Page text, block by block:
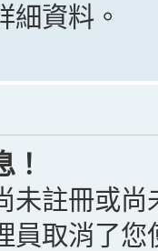
細資料。
！
未註冊或
員取消了